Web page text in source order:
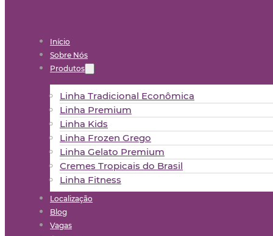
Início
Sobre Nós
Produtos
Linha Tradicional Econômica
Linha Premium
Linha Kids
Linha Frozen Grego
Linha Gelato Premium
Cremes Tropicais do Brasil
Linha Fitness
Localização
Blog
Vagas